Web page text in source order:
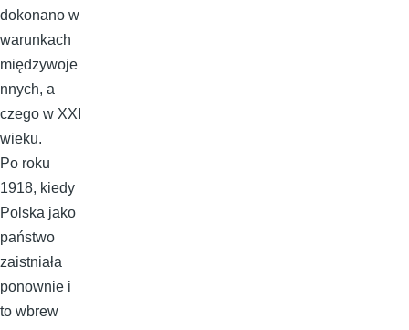
dokonano w
warunkach
międzywoje
nnych, a
czego w XXI
wieku.
Po roku
1918, kiedy
Polska jako
państwo
zaistniała
ponownie i
to wbrew